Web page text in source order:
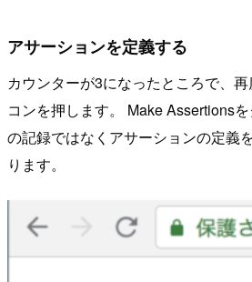
アサーションを定義する
カウンターが3になったところで、
コンを押します。 Make Assertions
の記録ではなくアサーションの定義
ります。